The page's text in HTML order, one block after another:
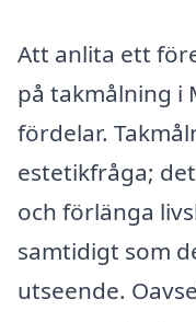
Att anlita ett
på takmålning i
fördelar.
estetikfråga;
och förlänga
samtidigt som
utseende.